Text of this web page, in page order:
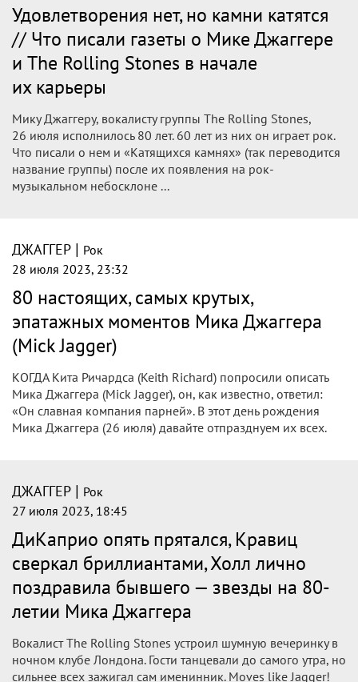
Удовлетворения нет, но камни катятся
// Что писали газеты о Мике Джаггере
и The Rolling Stones в начале
их карьеры
Мику Джаггеру, вокалисту группы The Rolling Stones,
26 июля исполнилось 80 лет. 60 лет из них он играет рок.
Что писали о нем и «Катящихся камнях» (так переводится
название группы) после их появления на рок-
музыкальном небосклоне ...
ДЖАГГЕР | Рок
28 июля 2023, 23:32
80 настоящих, самых крутых,
эпатажных моментов Мика Джаггера
(Mick Jagger)
КОГДА Кита Ричардса (Keith Richard) попросили описать
Мика Джаггера (Mick Jagger), он, как известно, ответил:
«Он славная компания парней». В этот день рождения
Мика Джаггера (26 июля) давайте отпразднуем их всех.
ДЖАГГЕР | Рок
27 июля 2023, 18:45
ДиКаприо опять прятался, Кравиц
сверкал бриллиантами, Холл лично
поздравила бывшего — звезды на 80-
летии Мика Джаггера
Вокалист The Rolling Stones устроил шумную вечеринку в
ночном клубе Лондона. Гости танцевали до самого утра, но
сильнее всех зажигал сам именинник. Moves like Jagger!